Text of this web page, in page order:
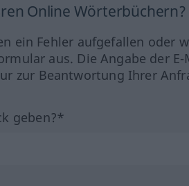
Online Wörterbüchern?
ein Fehler aufgefallen oder
aus. Die Angabe der
zur Beantwortung Ihrer
geben?*